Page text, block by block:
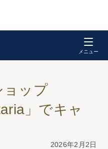
ョップ
」でキャ
2026年2月2日